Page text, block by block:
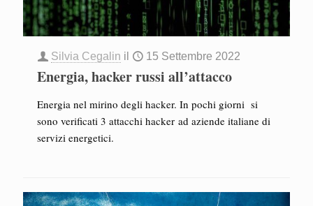
Silvia Cegalin il 15 Settembre 2022
Energia, hacker russi all’attacco
Energia nel mirino degli hacker. In pochi giorni si
sono verificati 3 attacchi hacker ad aziende italiane di
servizi energetici.